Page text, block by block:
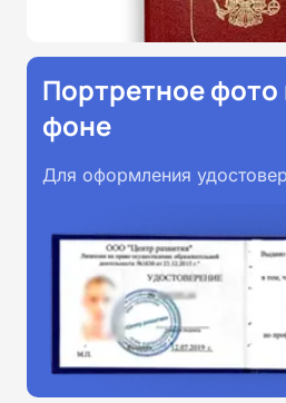
Портретное фото
фоне
Для оформления